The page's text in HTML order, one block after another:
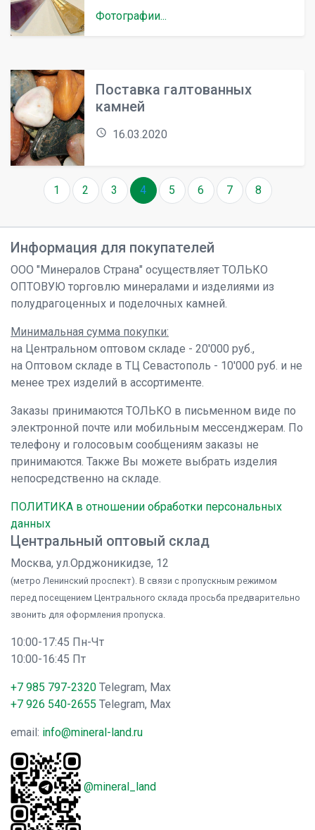
Фотографии...
Поставка галтованных
камней
access_time 16.03.2020
1 2 3 4 5 6 7 8
Информация для покупателей
ООО "Минералов Страна" осуществляет ТОЛЬКО
ОПТОВУЮ торговлю минералами и изделиями из
полудрагоценных и поделочных камней.
Минимальная сумма покупки:
на Центральном оптовом складе - 20'000 руб.,
на Оптовом складе в ТЦ Севастополь - 10'000 руб. и не
менее трех изделий в ассортименте.
Заказы принимаются ТОЛЬКО в письменном виде по
электронной почте или мобильным мессенджерам. По
телефону и голосовым сообщениям заказы не
принимаются. Также Вы можете выбрать изделия
непосредственно на складе.
ПОЛИТИКА в отношении обработки персональных
данных
Центральный оптовый склад
Москва, ул.Орджоникидзе, 12
(метро Ленинский проспект). В связи с пропускным режимом
перед посещением Центрального склада просьба предварительно
звонить для оформления пропуска.
10:00-17:45 Пн-Чт
10:00-16:45 Пт
+7 985 797-2320 Telegram, Max
+7 926 540-2655 Telegram, Max
email: info@mineral-land.ru
@mineral_land